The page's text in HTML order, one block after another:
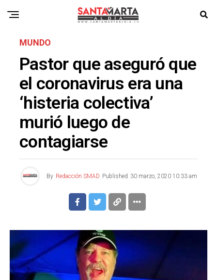
MUNDO
Pastor que aseguró que
el coronavirus era una
‘histeria colectiva’
murió luego de
contagiarse
By Redacción SMAD Published 30 marzo, 2020 10:33 am